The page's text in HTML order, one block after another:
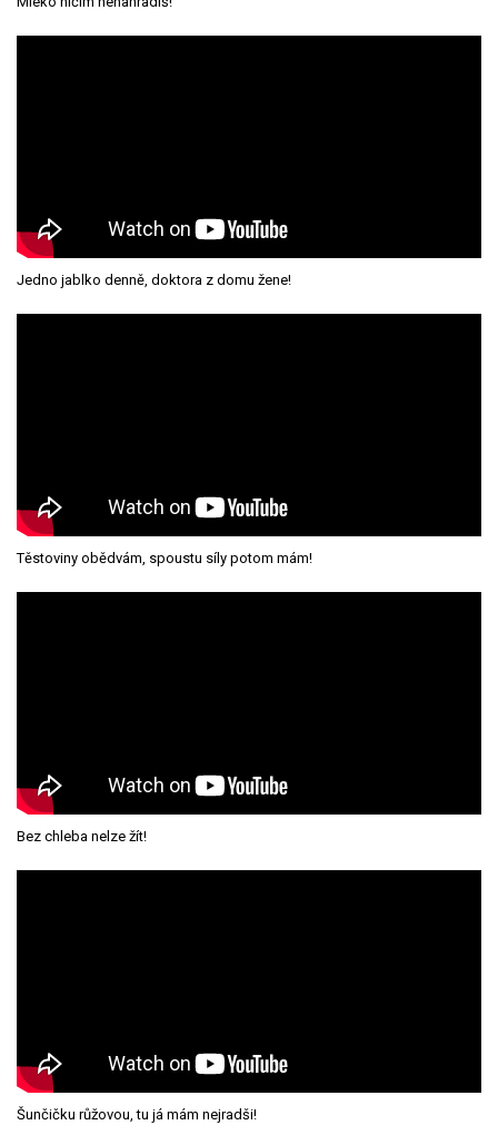
Jedno jablko denně, doktora z domu žene!
Těstoviny obědvám, spoustu síly potom mám!
Bez chleba nelze žít!
Šunčičku růžovou, tu já mám nejradši!